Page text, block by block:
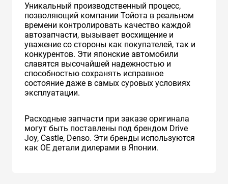
Уникальный производственный процесс,
позволяющий компании Тойота в реальном
времени контролировать качество каждой
автозапчасти, вызывает восхищение и
уважение со стороны как покупателей, так и
конкурентов. Эти японские автомобили
славятся высочайшей надежностью и
способностью сохранять исправное
состояние даже в самых суровых условиях
эксплуатации.
Расходные запчасти при заказе оригинала
могут быть поставлены под брендом Drive
Joy, Castle, Denso. Эти бренды используются
как ОЕ детали дилерами в Японии.